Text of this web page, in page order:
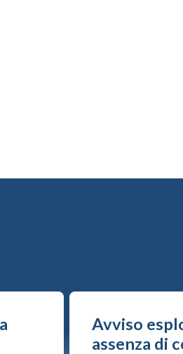
Avviso
assenza di